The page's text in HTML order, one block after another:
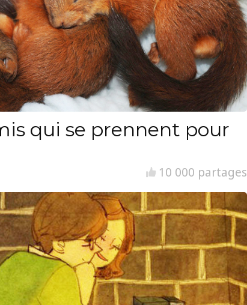
qui se prennent pour
10 000 partages